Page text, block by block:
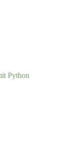
Python